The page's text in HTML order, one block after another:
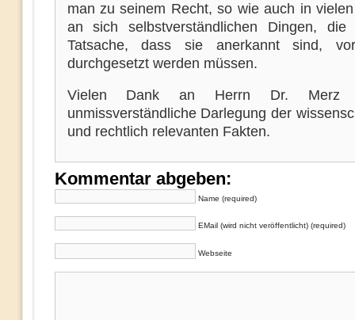
man zu seinem Recht, so wie auch in
an sich selbstverständlichen Dingen,
Tatsache, dass sie anerkannt sind,
durchgesetzt werden müssen.
Vielen Dank an Herrn Dr.
unmissverständliche Darlegung der
und rechtlich relevanten Fakten.
Kommentar abgeben:
Name (required)
EMail (wird nicht veröffentlicht) (required)
Webseite